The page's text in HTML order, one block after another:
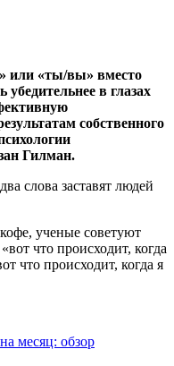
или «ты/вы» вместо
убедительнее в глазах
собственного
Гилман.
ученые советуют
что происходит, когда
что происходит, когда я
месяц: обзор